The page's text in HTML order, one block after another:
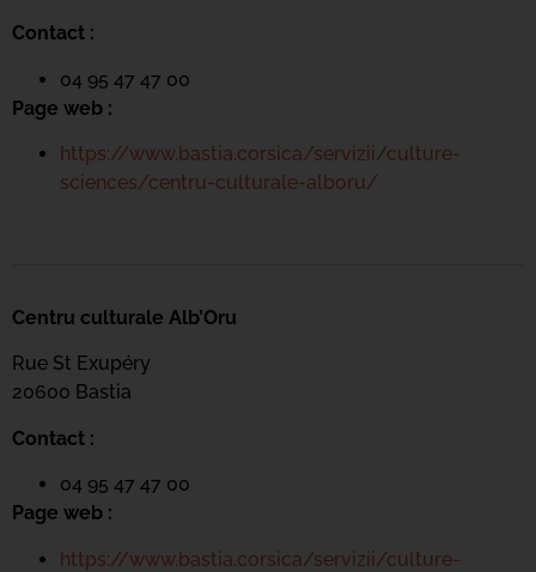
Contact :
04 95 47 47 00
Page web :
https://www.bastia.corsica/servizii/culture-
sciences/centru-culturale-alboru/
Centru culturale Alb’Oru
Rue St Exupéry
20600 Bastia
Contact :
04 95 47 47 00
Page web :
https://www.bastia.corsica/servizii/culture-